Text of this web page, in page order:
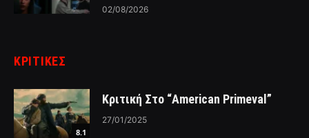
02/08/2026
ΚΡΙΤΙΚΈΣ
8.1
Κριτική Στο “American Primeval”
27/01/2025